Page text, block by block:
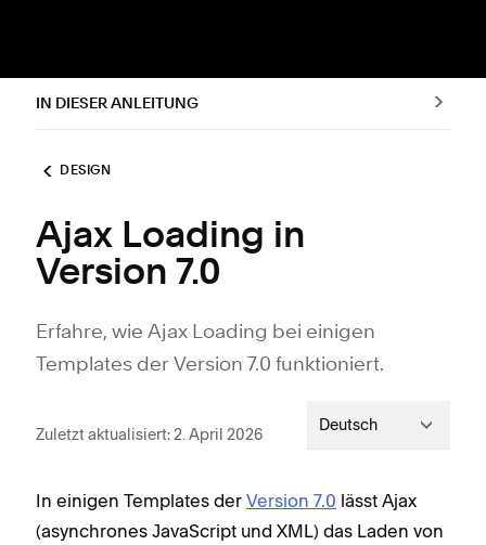
IN DIESER ANLEITUNG
DESIGN
Ajax Loading in
Version 7.0
Erfahre, wie Ajax Loading bei einigen
Templates der Version 7.0 funktioniert.
Zuletzt aktualisiert: 2. April 2026 Deutsch
In einigen Templates der Version 7.0 lässt Ajax
(asynchrones JavaScript und XML) das Laden von